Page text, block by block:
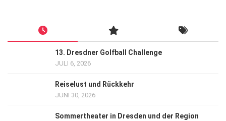
13. Dresdner Golfball Challenge
JULI 6, 2026
Reiselust und Rückkehr
JUNI 30, 2026
Sommertheater in Dresden und der Region